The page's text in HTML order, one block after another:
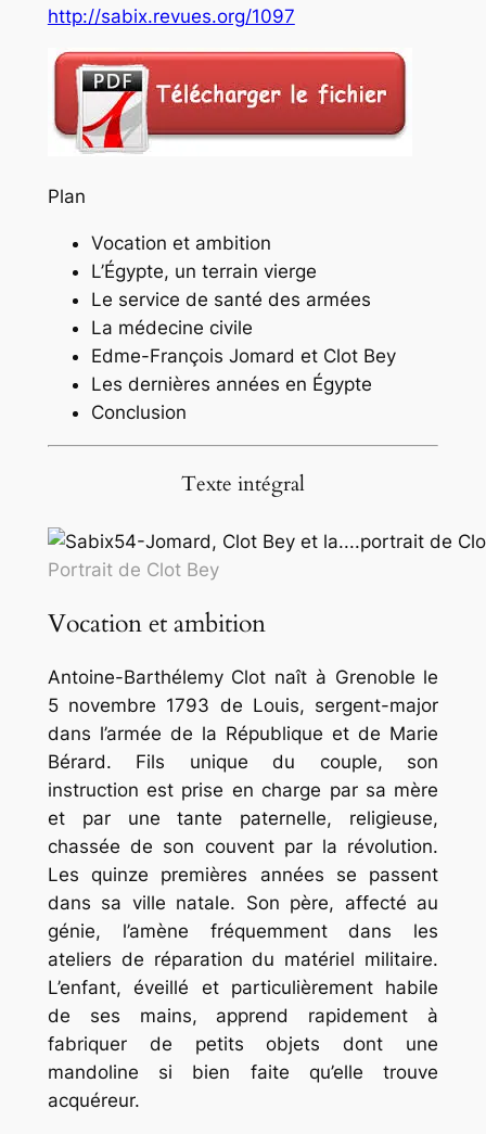
http://sabix.revues.org/1097
Plan
Vocation et ambition
L’Égypte, un terrain vierge
Le service de santé des armées
La médecine civile
Edme-François Jomard et Clot Bey
Les dernières années en Égypte
Conclusion
Texte intégral
Portrait de Clot Bey
Vocation et ambition
Antoine-Barthélemy Clot naît à Grenoble le
5 novembre 1793 de Louis, sergent-major
dans l’armée de la République et de Marie
Bérard. Fils unique du couple, son
instruction est prise en charge par sa mère
et par une tante paternelle, religieuse,
chassée de son couvent par la révolution.
Les quinze premières années se passent
dans sa ville natale. Son père, affecté au
génie, l’amène fréquemment dans les
ateliers de réparation du matériel militaire.
L’enfant, éveillé et particulièrement habile
de ses mains, apprend rapidement à
fabriquer de petits objets dont une
mandoline si bien faite qu’elle trouve
acquéreur.